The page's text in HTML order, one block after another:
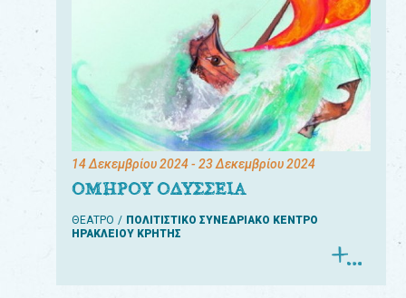
14 Δεκεμβρίου 2024- 23 Δεκεμβρίου 2024
ΟΜΗΡΟΥ ΟΔΥΣΣΕΙΑ
ΘΕΑΤΡΟ
ΠΟΛΙΤΙΣΤΙΚΟ ΣΥΝΕΔΡΙΑΚΟ ΚΕΝΤΡΟ
ΗΡΑΚΛΕΙΟΥ ΚΡΗΤΗΣ